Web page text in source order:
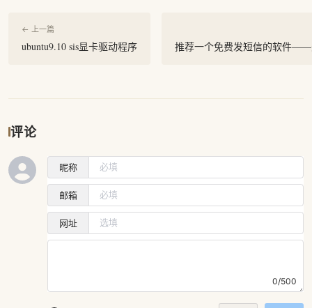
← 上一篇
ubuntu9.10 sis显卡驱动程序 推荐一个免费发短信的软件
评论
昵称
邮箱
网址
0/500